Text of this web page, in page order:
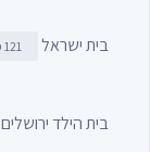
בית ישראל 121 מטר
בית הילד ירושלים